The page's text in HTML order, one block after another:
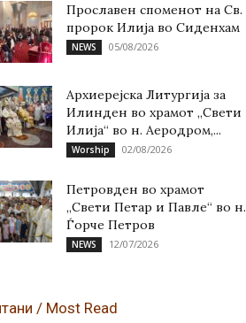
Прославен споменот на Св.
пророк Илија во Сиденхам
NEWS 05/08/2026
Архиерејска Литургија за
Илинден во храмот „Свети
Илија“ во н. Аеродром,...
Worship 02/08/2026
Петровден во храмот
„Свети Петар и Павле“ во н.
Ѓорче Петров
NEWS 12/07/2026
/ Most Read